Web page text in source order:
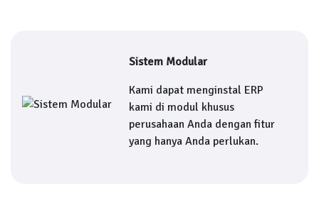
Sistem Modular
Kami dapat menginstal ERP
kami di modul khusus
perusahaan Anda dengan fitur
yang hanya Anda perlukan.